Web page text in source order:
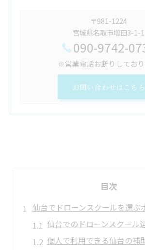
〒981-1224
宮城県名取市増田3-1-1
090-9742-
※営業電話お断りしてお
お問い合わせはこちら
目次
仙台でドローンスクールを選ぶ
仙台でのドローンスクール
個人で利用できる仙台の補